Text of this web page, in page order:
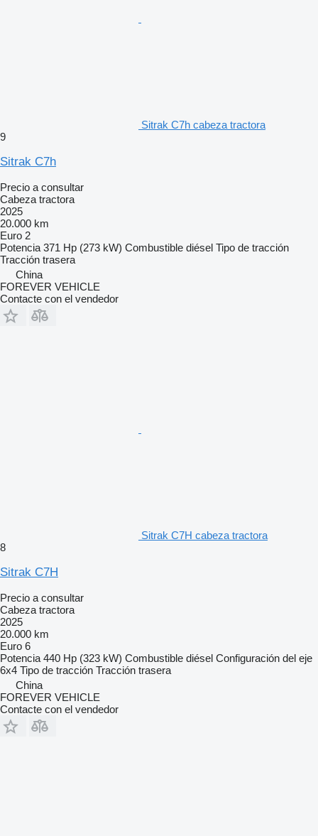
Sitrak C7h cabeza tractora
9
Sitrak C7h
Precio a consultar
Cabeza tractora
2025
20.000 km
Euro 2
Potencia 371 Hp (273 kW) Combustible diésel Tipo de tracción
Tracción trasera
China
FOREVER VEHICLE
Contacte con el vendedor
Sitrak C7H cabeza tractora
8
Sitrak C7H
Precio a consultar
Cabeza tractora
2025
20.000 km
Euro 6
Potencia 440 Hp (323 kW) Combustible diésel Configuración del eje
6x4 Tipo de tracción Tracción trasera
China
FOREVER VEHICLE
Contacte con el vendedor